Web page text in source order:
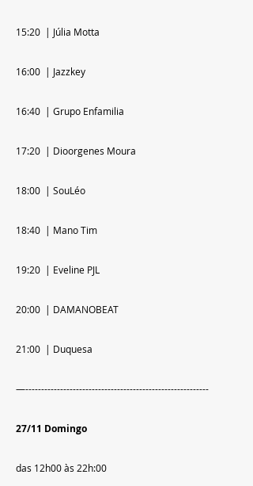
15:20  | Júlia Motta
16:00  | Jazzkey
16:40  | Grupo Enfamilia
17:20  | Dioorgenes Moura
18:00  | SouLéo
18:40  | Mano Tim
19:20  | Eveline PJL
20:00  | DAMANOBEAT
21:00  | Duquesa
—----------------------------------------------------------
27/11 Domingo
das 12h00 às 22h:00